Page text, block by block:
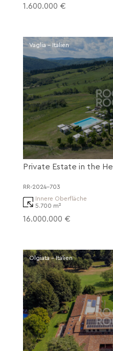
1.600.000 €
Vaglia - Italien
Private Estate in the
RR-2024-703
Innere Oberfläche
5.700 m²
16.000.000 €
Olgiata - Italien